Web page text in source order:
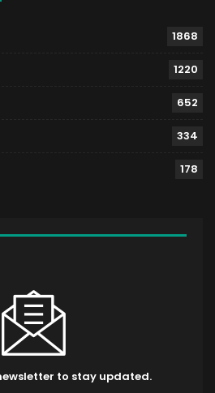
1868
1220
652
334
178
to stay updated.